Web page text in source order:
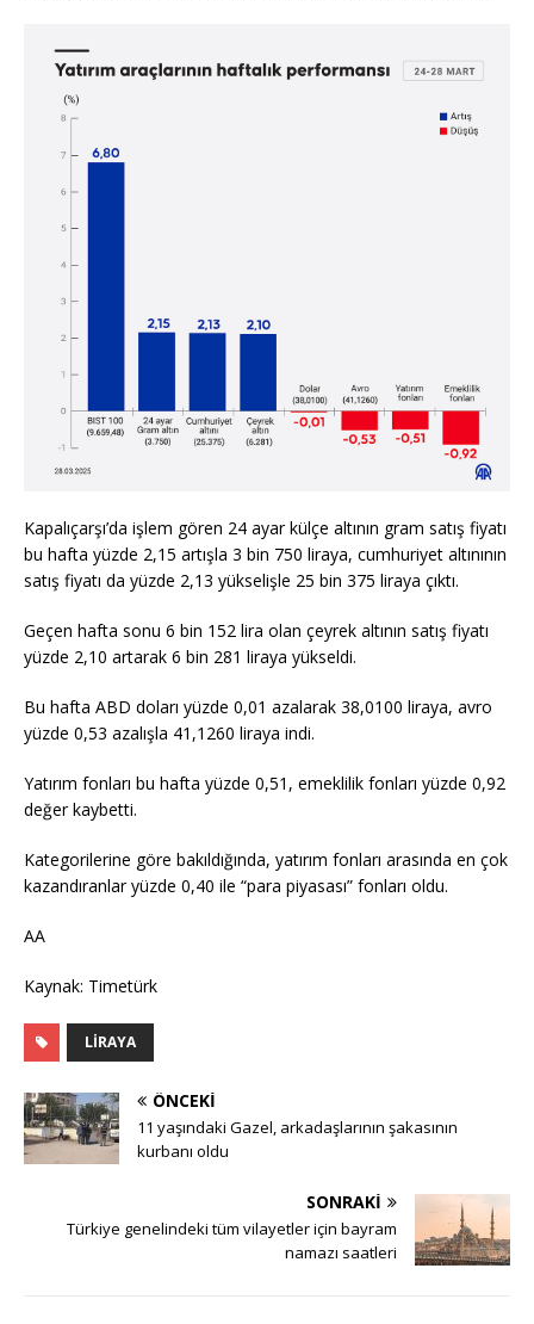
Kapalıçarşı’da işlem gören 24 ayar külçe altının gram satış fiyatı
bu hafta yüzde 2,15 artışla 3 bin 750 liraya, cumhuriyet altınının
satış fiyatı da yüzde 2,13 yükselişle 25 bin 375 liraya çıktı.
Geçen hafta sonu 6 bin 152 lira olan çeyrek altının satış fiyatı
yüzde 2,10 artarak 6 bin 281 liraya yükseldi.
Bu hafta ABD doları yüzde 0,01 azalarak 38,0100 liraya, avro
yüzde 0,53 azalışla 41,1260 liraya indi.
Yatırım fonları bu hafta yüzde 0,51, emeklilik fonları yüzde 0,92
değer kaybetti.
Kategorilerine göre bakıldığında, yatırım fonları arasında en çok
kazandıranlar yüzde 0,40 ile “para piyasası” fonları oldu.
AA
Kaynak: Timetürk
LIRAYA
ÖNCEKI
11 yaşındaki Gazel, arkadaşlarının şakasının
kurbanı oldu
SONRAKI
Türkiye genelindeki tüm vilayetler için bayram
namazı saatleri